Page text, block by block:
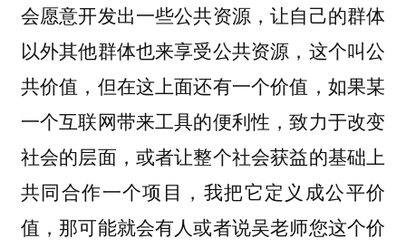
会愿意开发出一些公共资源，让自己的群体
以外其他群体也来享受公共资源，这个叫公
共价值，但在这上面还有一个价值，如果某
一个互联网带来工具的便利性，致力于改变
社会的层面，或者让整个社会获益的基础上
共同合作一个项目，我把它定义成公平价
值，那可能就会有人或者说吴老师您这个价